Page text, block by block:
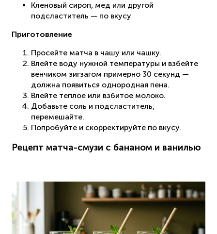
Кленовый сироп, мед или другой
подсластитель — по вкусу
Приготовление
Просейте матча в чашу или чашку.
Влейте воду нужной температуры и взбейте
венчиком зигзагом примерно 30 секунд —
должна появиться однородная пена.
Влейте теплое или взбитое молоко.
Добавьте соль и подсластитель,
перемешайте.
Попробуйте и скорректируйте по вкусу.
Рецепт матча-смузи с бананом и ванилью